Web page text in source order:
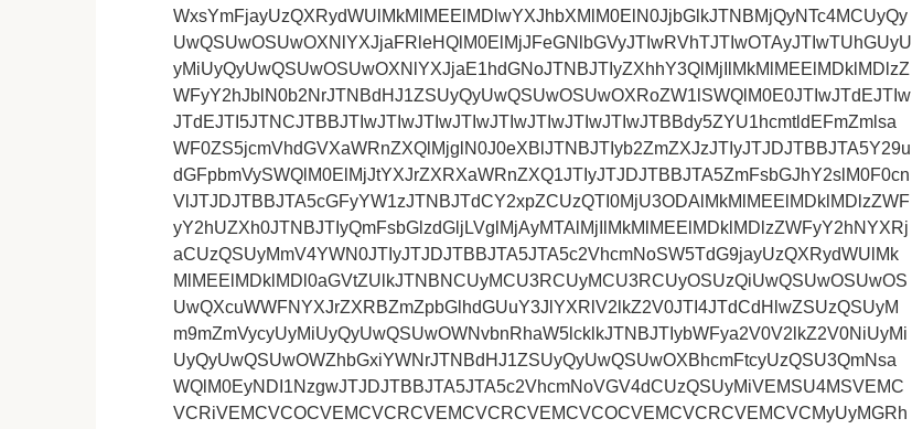
WxsYmFjayUzQXRydWUlMkMlMEElMDlwYXJhbXMlM0ElN0JjbGlkJTNBMjQyNTc4MCUyQy
UwQSUwOSUwOXNlYXJjaFRleHQlM0ElMjJFeGNlbGVyJTIwRVhTJTIwOTAyJTIwTUhGUyU
yMiUyQyUwQSUwOSUwOXNlYXJjaE1hdGNoJTNBJTIyZXhhY3QlMjIlMkMlMEElMDklMDlzZ
WFyY2hJblN0b2NrJTNBdHJ1ZSUyQyUwQSUwOSUwOXRoZW1lSWQlM0E0JTIwJTdEJTIw
JTdEJTI5JTNCJTBBJTIwJTIwJTIwJTIwJTIwJTIwJTIwJTIwJTBBdy5ZYU1hcmtldEFmZmlsa
WF0ZS5jcmVhdGVXaWRnZXQlMjglN0J0eXBlJTNBJTIyb2ZmZXJzJTIyJTJDJTBBJTA5Y29u
dGFpbmVySWQlM0ElMjJtYXJrZXRXaWRnZXQ1JTIyJTJDJTBBJTA5ZmFsbGJhY2slM0F0cn
VlJTJDJTBBJTA5cGFyYW1zJTNBJTdCY2xpZCUzQTI0MjU3ODAlMkMlMEElMDklMDlzZWF
yY2hUZXh0JTNBJTIyQmFsbGlzdGljLVglMjAyMTAlMjIlMkMlMEElMDklMDlzZWFyY2hNYXRj
aCUzQSUyMmV4YWN0JTIyJTJDJTBBJTA5JTA5c2VhcmNoSW5TdG9jayUzQXRydWUlMk
MlMEElMDklMDl0aGVtZUlkJTNBNCUyMCU3RCUyMCU3RCUyOSUzQiUwQSUwOSUwOS
UwQXcuWWFNYXJrZXRBZmZpbGlhdGUuY3JlYXRlV2lkZ2V0JTI4JTdCdHlwZSUzQSUyM
m9mZmVycyUyMiUyQyUwQSUwOWNvbnRhaW5lcklkJTNBJTIybWFya2V0V2lkZ2V0NiUyMi
UyQyUwQSUwOWZhbGxiYWNrJTNBdHJ1ZSUyQyUwQSUwOXBhcmFtcyUzQSU3QmNsa
WQlM0EyNDI1NzgwJTJDJTBBJTA5JTA5c2VhcmNoVGV4dCUzQSUyMiVEMSU4MSVEMC
VCRiVEMCVCOCVEMCVCRCVEMCVCRCVEMCVCOCVEMCVCRCVEMCVCMyUyMGRh